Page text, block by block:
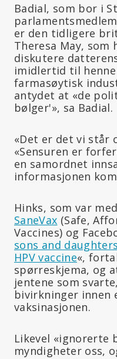
Badial, som bor i
er den tidligere
Theresa May,
diskutere
imidlertid til
farmasøytisk
antydet at «de
bølger'», sa Badial.
«Det er det vi står
«Sensuren er
en samordnet
informasjonen
Hinks, som var
SaneVax (Safe,
Vaccines) og
sons and
HPV vaccine«,
spørreskjema, og
jentene som
bivirkninger innen
vaksinasjonen.
Likevel «ignorerte
myndigheter oss,